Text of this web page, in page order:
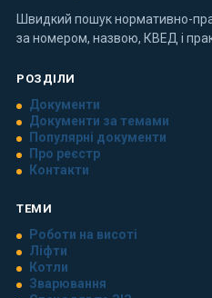
Швидкий пошук нормативно-
за номером, назвою, КВЕД і
РОЗДІЛИ
Документи
Документи за темами
Популярні документи
Про реєстр
Контакти
ТЕМИ
Роботи на висоті
Ліфти
Котли
Зварювання